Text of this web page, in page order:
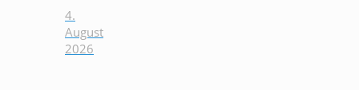
4.
August
2026